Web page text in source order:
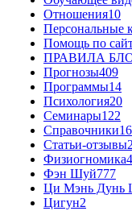
Отношения10
Персональные
Помощь по
ПРАВИЛА
Прогнозы409
Программы14
Психология20
Семинары122
Справочники16
Статьи-отзывы2
Физиогномика4
Фэн Шуй777
Ци Мэнь Дунь
Цигун2